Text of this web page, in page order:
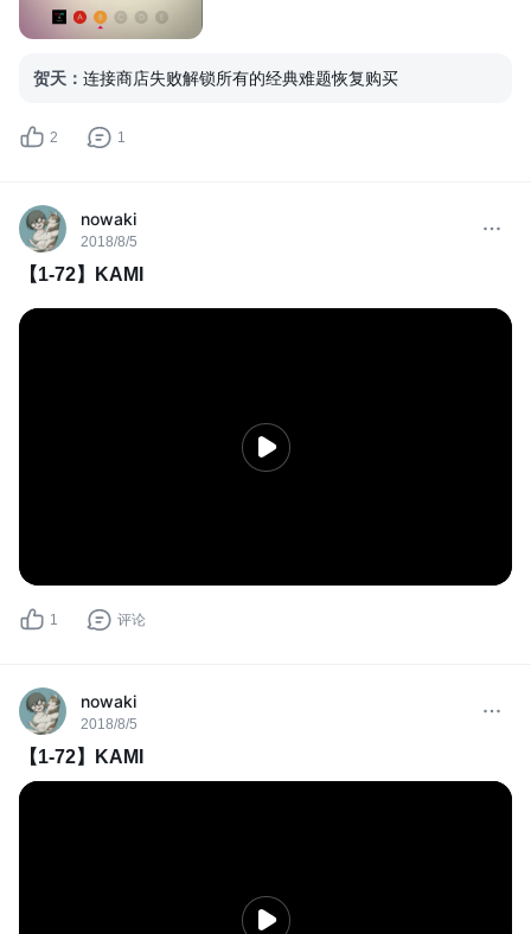
贺天 ： 连接商店失败解锁所有的经典难题恢复购买
2 1
nowaki
2018/8/5
【1-72】KAMI
1 评论
nowaki
2018/8/5
【1-72】KAMI